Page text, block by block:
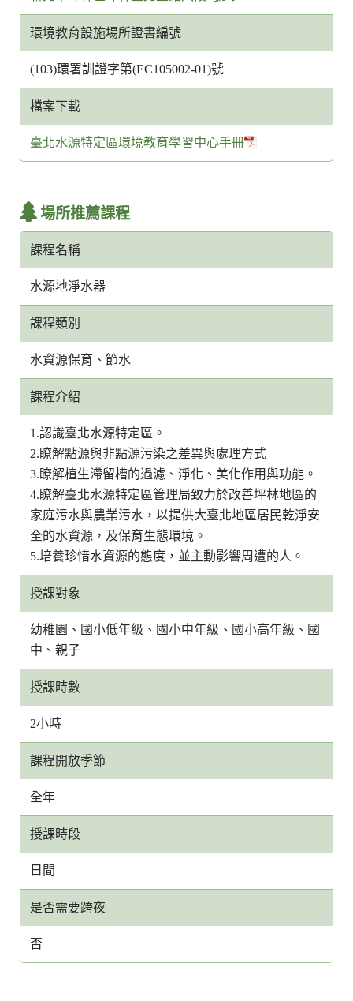
環境教育設施場所證書編號
(103)環署訓證字第(EC105002-01)號
檔案下載
臺北水源特定區環境教育學習中心手冊
場所推薦課程
課程名稱
水源地淨水器
課程類別
水資源保育、節水
課程介紹
1.認識臺北水源特定區。
2.瞭解點源與非點源污染之差異與處理方式
3.瞭解植生滯留槽的過濾、淨化、美化作用與功能。
4.瞭解臺北水源特定區管理局致力於改善坪林地區的
家庭污水與農業污水，以提供大臺北地區居民乾淨安
全的水資源，及保育生態環境。
5.培養珍惜水資源的態度，並主動影響周遭的人。
授課對象
幼稚園、國小低年級、國小中年級、國小高年級、國
中、親子
授課時數
2小時
課程開放季節
全年
授課時段
日間
是否需要跨夜
否